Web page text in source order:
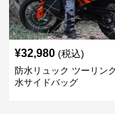
¥32,980 (税込)
防水リュック ツーリン
水サイドバッグ